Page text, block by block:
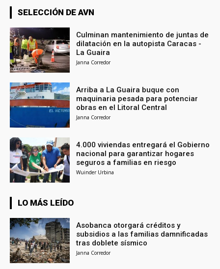
SELECCIÓN DE AVN
Culminan mantenimiento de juntas de
dilatación en la autopista Caracas -
La Guaira
Janna Corredor
Arriba a La Guaira buque con
maquinaria pesada para potenciar
obras en el Litoral Central
Janna Corredor
4.000 viviendas entregará el Gobierno
nacional para garantizar hogares
seguros a familias en riesgo
Wuinder Urbina
LO MÁS LEÍDO
Asobanca otorgará créditos y
subsidios a las familias damnificadas
tras doblete sísmico
Janna Corredor